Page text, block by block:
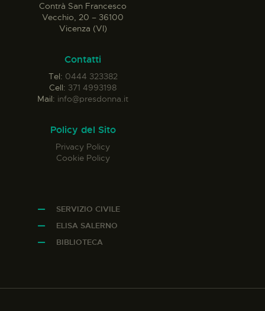
Contrà San Francesco
Vecchio, 20 – 36100
Vicenza (VI)
Contatti
Tel: 0444 323382
Cell: 371 4993198
Mail: info@presdonna.it
Policy del Sito
Privacy Policy
Cookie Policy
SERVIZIO CIVILE
ELISA SALERNO
BIBLIOTECA